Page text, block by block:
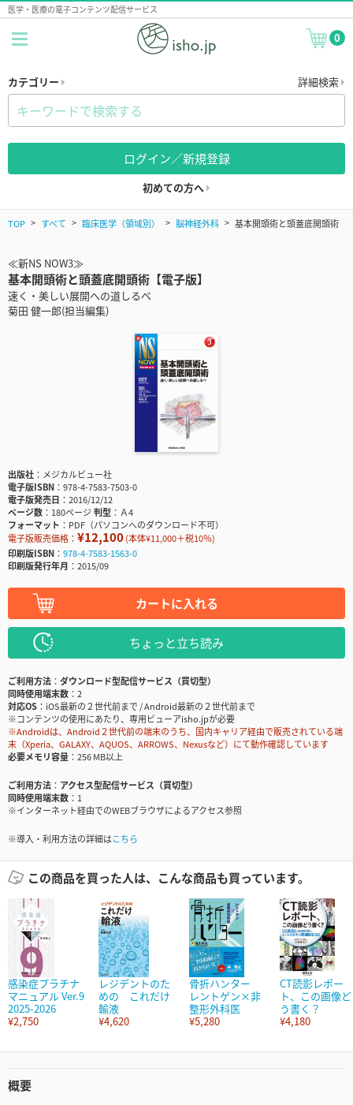
医学・医療の電子コンテンツ配信サービス
0
カテゴリー 詳細検索
ログイン／新規登録
初めての方へ
TOP すべて 臨床医学（領域別） 脳神経外科 基本開頭術と頭蓋底開頭術
≪新NS NOW3≫
基本開頭術と頭蓋底開頭術【電子版】
速く・美しい展開への道しるべ
菊田 健一郎(担当編集)
出版社
メジカルビュー社
電子版ISBN
978-4-7583-7503-0
電子版発売日
2016/12/12
ページ数
180ページ判型
Ａ4
フォーマット
PDF（パソコンへのダウンロード不可）
電子版販売価格： ¥12,100(本体¥11,000＋税10％)
印刷版ISBN
978-4-7583-1563-0
印刷版発行年月
2015/09
カートに入れる
ちょっと立ち読み
ご利用方法
ダウンロード型配信サービス（買切型）
同時使用端末数
2
対応OS
iOS最新の２世代前まで / Android最新の２世代前まで
※コンテンツの使用にあたり、専用ビューアisho.jpが必要
※Androidは、Android２世代前の端末のうち、国内キャリア経由で販売されている端
末（Xperia、GALAXY、AQUOS、ARROWS、Nexusなど）にて動作確認しています
必要メモリ容量
256 MB以上
ご利用方法
アクセス型配信サービス（買切型）
同時使用端末数
1
※インターネット経由でのWEBブラウザによるアクセス参照
※導入・利用方法の詳細はこちら
この商品を買った人は、こんな商品も買っています。
感染症プラチナ
マニュアル Ver.9
2025-2026
¥2,750
レジデントのた
めの これだけ
輸液
¥4,620
骨折ハンター
レントゲン×非
整形外科医
¥5,280
CT読影レポー
ト、この画像ど
う書く？
¥4,180
概要